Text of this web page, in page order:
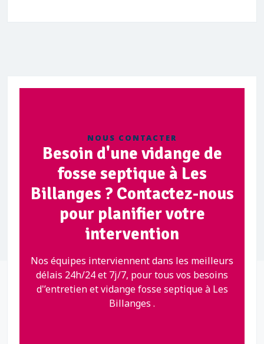
NOUS CONTACTER
Besoin d'une vidange de
fosse septique à Les
Billanges ? Contactez-nous
pour planifier votre
intervention
Nos équipes interviennent dans les meilleurs
délais 24h/24 et 7j/7, pour tous vos besoins
d'’entretien et vidange fosse septique à Les
Billanges .